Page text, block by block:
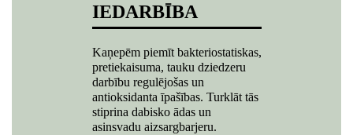
IEDARBĪBA
Kaņepēm piemīt bakteriostatiskas,
pretiekaisuma, tauku dziedzeru
darbību regulējošas un
antioksidanta īpašības. Turklāt tās
stiprina dabisko ādas un
asinsvadu aizsargbarjeru.